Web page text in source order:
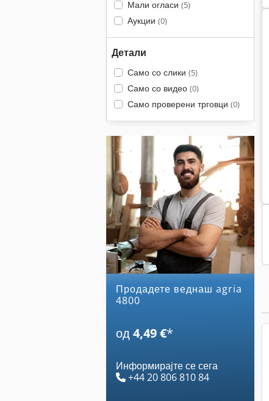
Мали огласи (5)
Аукции (0)
Детали
Само со слики (5)
Само со видео (0)
Само проверени трговци (0)
Продадете веднаш agria
4800
од4,49 €*
Информирајте се сега
+44 20 806 810 84
Fendt 309 Fendt 308 Lsa